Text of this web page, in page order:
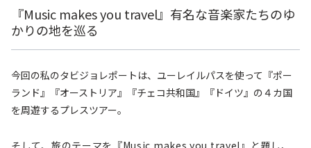
『Music makes you travel』有名な音楽家たちのゆ
かりの地を巡る
今回の私のタビジョレポートは、ユーレイルパスを使って『ポー
ランド』『オーストリア』『チェコ共和国』『ドイツ』の４カ国
を周遊するプレスツアー。